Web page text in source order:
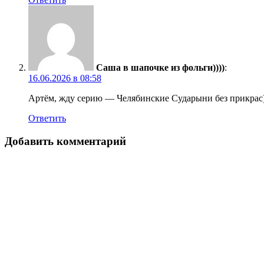
Саша в шапочке из фольги)))):
16.06.2026 в 08:58
Артём, жду серию — Челябинские Сударыни без
Ответить
Добавить комментарий